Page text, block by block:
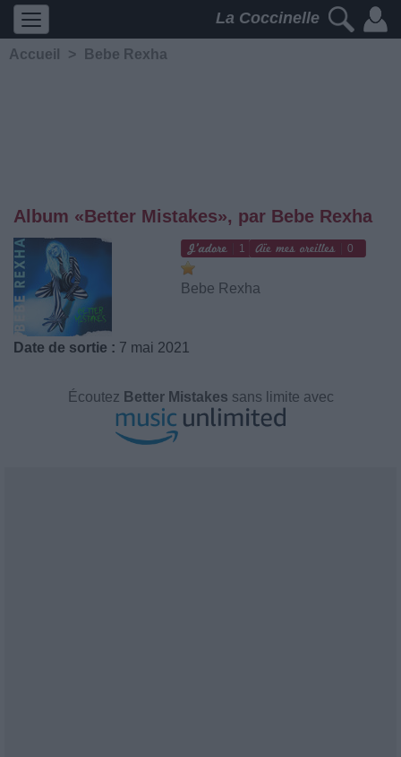
La Coccinelle
Accueil > Bebe Rexha
Album «Better Mistakes», par Bebe Rexha
1 0
Bebe Rexha
Date de sortie : 7 mai 2021
Écoutez Better Mistakes sans limite avec